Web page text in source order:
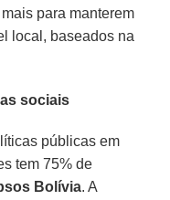
para manterem
local, baseados na
sociais
públicas em
tem 75% de
Bolívia. A